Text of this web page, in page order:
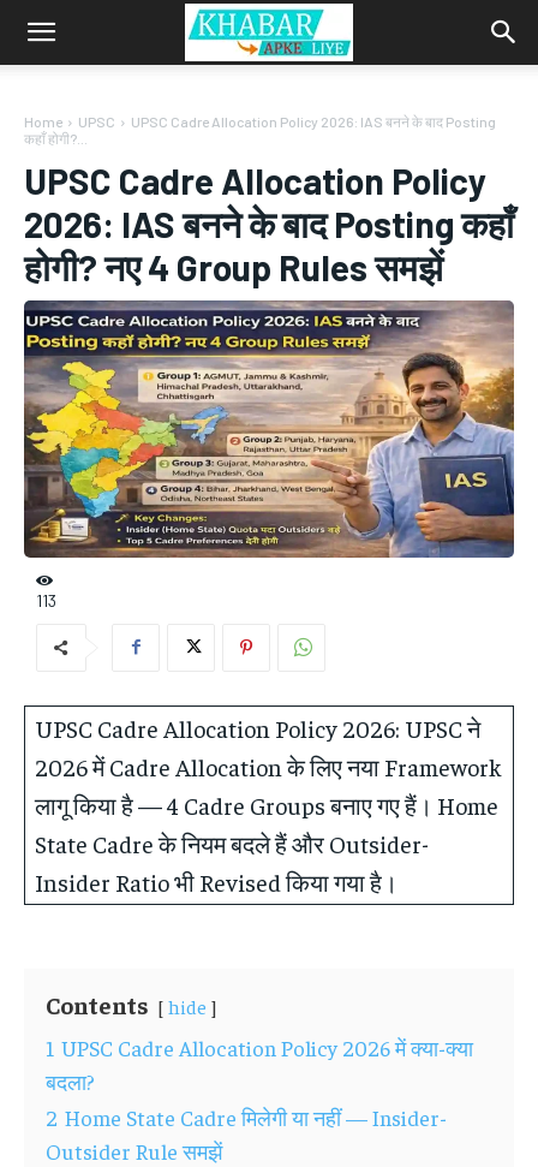
Home UPSC
UPSC Cadre Allocation Policy 2026: IAS बनने के बाद Posting
कहाँ होगी?...
UPSC Cadre Allocation Policy
2026: IAS बनने के बाद Posting कहाँ
होगी? नए 4 Group Rules समझें
113
UPSC Cadre Allocation Policy 2026: UPSC ने
2026 में Cadre Allocation के लिए नया Framework
लागू किया है — 4 Cadre Groups बनाए गए हैं। Home
State Cadre के नियम बदले हैं और Outsider-
Insider Ratio भी Revised किया गया है।
Contents hide
1 UPSC Cadre Allocation Policy 2026 में क्या-क्या
बदला?
2 Home State Cadre मिलेगी या नहीं — Insider-
Outsider Rule समझें